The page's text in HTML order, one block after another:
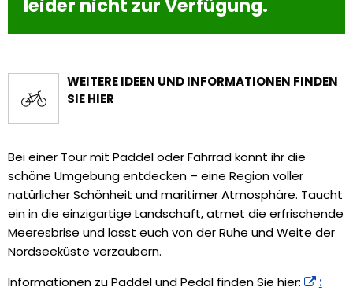
leider nicht zur Verfügung.
WEITERE IDEEN UND INFORMATIONEN FINDEN
SIE HIER
Bei einer Tour mit Paddel oder Fahrrad könnt ihr die
schöne Umgebung entdecken – eine Region voller
natürlicher Schönheit und maritimer Atmosphäre. Taucht
ein in die einzigartige Landschaft, atmet die erfrischende
Meeresbrise und lasst euch von der Ruhe und Weite der
Nordseeküste verzaubern.
Informationen zu Paddel und Pedal finden Sie hier:
: